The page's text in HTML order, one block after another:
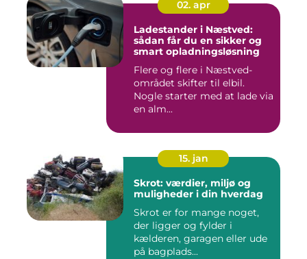
02. apr
Ladestander i Næstved:
sådan får du en sikker og
smart opladningsløsning
Flere og flere i Næstved-
området skifter til elbil.
Nogle starter med at lade via
en alm...
15. jan
Skrot: værdier, miljø og
muligheder i din hverdag
Skrot er for mange noget,
der ligger og fylder i
kælderen, garagen eller ude
på bagplads...